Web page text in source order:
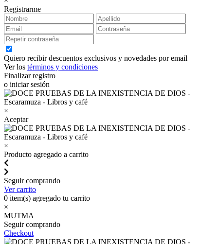
Registrarme
Quiero recibir descuentos exclusivos y novedades por email
Ver los términos y condiciones
Finalizar registro
o iniciar sesión
×
Aceptar
×
Producto agregado a carrito
Seguir comprando
Ver carrito
0 item(s) agregado tu carrito
×
MUTMA
Seguir comprando
Checkout